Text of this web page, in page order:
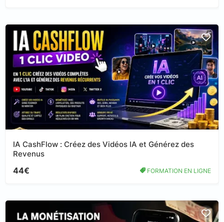
IA CashFlow : Créez des Vidéos IA et Générez des
Revenus
44€ FORMATION EN LIGNE